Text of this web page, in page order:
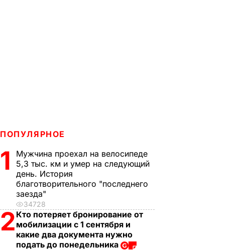
ПОПУЛЯРНОЕ
1
Мужчина проехал на велосипеде
5,3 тыс. км и умер на следующий
день. История
благотворительного "последнего
заезда"
34728
2 Кто потеряет бронирование от
мобилизации с 1 сентября и
какие два документа нужно
подать до понедельника